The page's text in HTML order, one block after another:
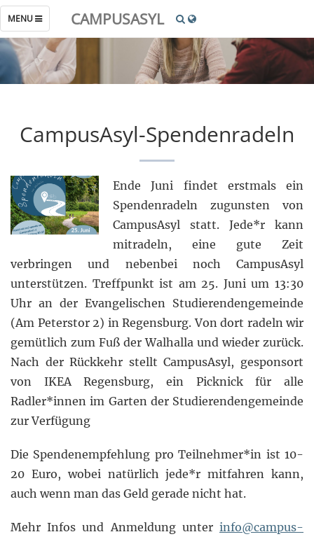
TOGGLE
NAVIGATION
MENU CAMPUSASYL
CampusAsyl-Spendenradeln
Ende Juni findet erstmals ein
Spendenradeln zugunsten von
CampusAsyl statt. Jede*r kann
mitradeln, eine gute Zeit
verbringen und nebenbei noch CampusAsyl
unterstützen. Treffpunkt ist am 25. Juni um 13:30
Uhr an der Evangelischen Studierendengemeinde
(Am Peterstor 2) in Regensburg. Von dort radeln wir
gemütlich zum Fuß der Walhalla und wieder zurück.
Nach der Rückkehr stellt CampusAsyl, gesponsort
von IKEA Regensburg, ein Picknick für alle
Radler*innen im Garten der Studierendengemeinde
zur Verfügung
Die Spendenempfehlung pro Teilnehmer*in ist 10-
20 Euro, wobei natürlich jede*r mitfahren kann,
auch wenn man das Geld gerade nicht hat.
Mehr Infos und Anmeldung unter info@campus-